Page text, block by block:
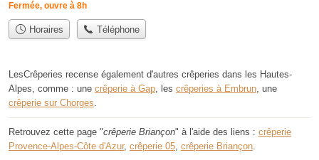
Fermée, ouvre à 8h
Horaires Téléphone
LesCrêperies recense également d'autres crêperies dans les Hautes-
Alpes, comme : une crêperie à Gap, les crêperies à Embrun, une
crêperie sur Chorges.
Retrouvez cette page "crêperie Briançon" à l'aide des liens : crêperie
Provence-Alpes-Côte d'Azur, crêperie 05, crêperie Briançon.